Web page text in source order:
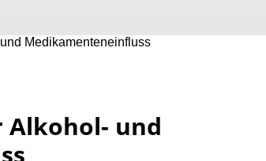
Medikamenteneinfluss
und